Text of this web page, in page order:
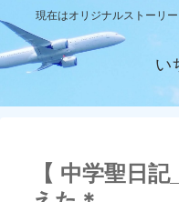
現在はオリジナルストーリ
い
【 中学聖日